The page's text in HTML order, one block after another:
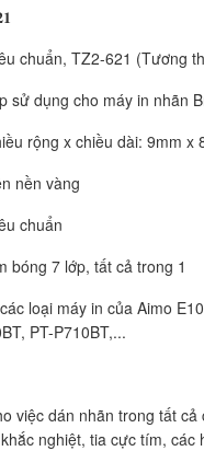
chuẩn, TZ2-621 (Tương
sử dụng cho máy in nhãn
rộng x chiều dài: 9mm x
nền vàng
chuẩn
bóng 7 lớp, tất cả trong 1
loại máy in của Aimo
PT-P710BT,...
việc dán nhãn trong tất
nghiệt, tia cực tím,